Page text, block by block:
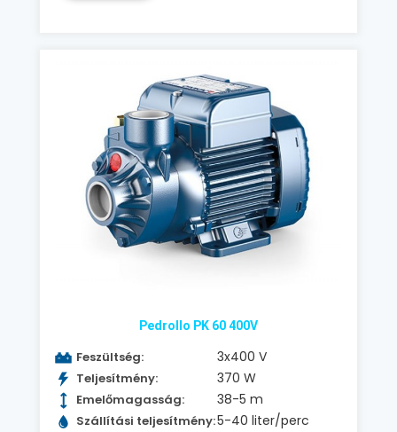
Pedrollo PK 60 400V
Feszültség: 3x400 V
Teljesítmény: 370 W
Emelőmagasság: 38-5 m
Szállítási teljesítmény:5-40 liter/perc